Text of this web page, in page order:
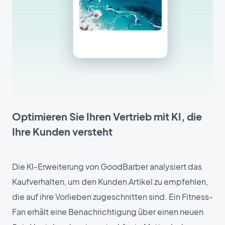
Optimieren Sie Ihren Vertrieb mit KI, die
Ihre Kunden versteht
Die KI-Erweiterung von GoodBarber analysiert das
Kaufverhalten, um den Kunden Artikel zu empfehlen,
die auf ihre Vorlieben zugeschnitten sind. Ein Fitness-
Fan erhält eine Benachrichtigung über einen neuen